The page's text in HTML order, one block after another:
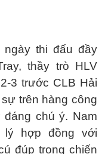
thi đấu đầy
thầy trò HLV
3 trước CLB Hải
trên hàng công
chú ý. Nam
lý hợp đồng với
đúp trong chiến